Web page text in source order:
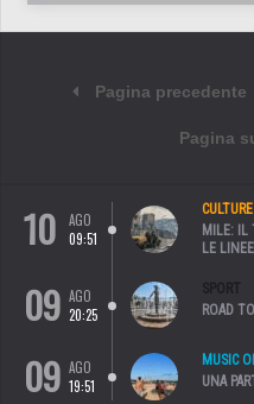
Pagina precedente
Pagina
10
AGO
09:51
MILE: IL
LE
09 AGO
20:25
SPORT
ROAD
09 AGO
19:51
MUSIC
UNA